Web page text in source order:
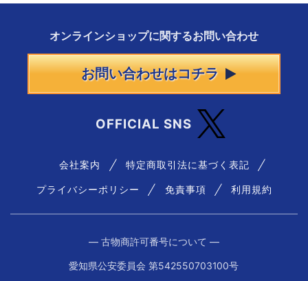
オンラインショップに関するお問い合わせ
お問い合わせはコチラ
OFFICIAL SNS
会社案内 特定商取引法に基づく表記
プライバシーポリシー 免責事項 利用規約
― 古物商許可番号について ―
愛知県公安委員会 第542550703100号